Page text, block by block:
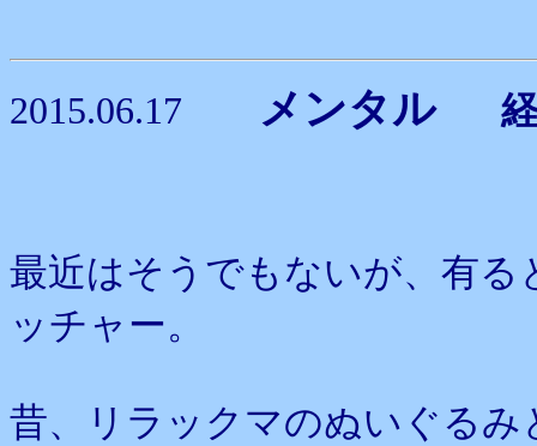
2015.06.17 メンタル
最近はそうでもないが、有
ッチャー。
昔、リラックマのぬいぐる